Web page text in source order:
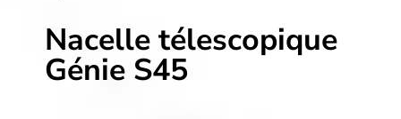
Nacelle télescopique
Génie S45